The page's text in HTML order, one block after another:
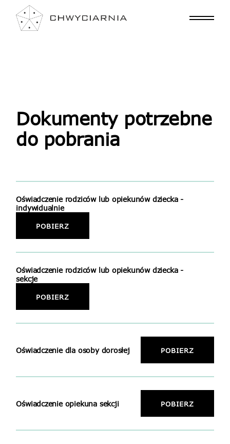
Dokumenty potrzebne
do pobrania
Oświadczenie rodziców lub opiekunów dziecka -
indywidualnie
POBIERZ
Oświadczenie rodziców lub opiekunów dziecka -
sekcje
POBIERZ
Oświadczenie dla osoby dorosłej POBIERZ
Oświadczenie opiekuna sekcji POBIERZ